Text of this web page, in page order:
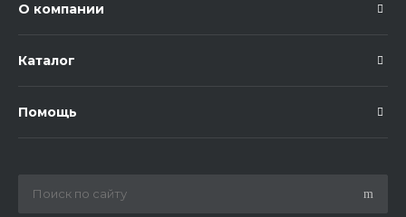
О компании
Каталог
Помощь